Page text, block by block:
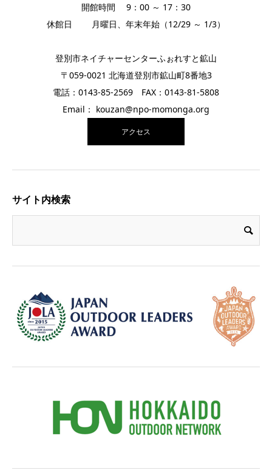
開館時間 9：00 ～ 17：30
休館日 月曜日、年末年始（12/29 ～ 1/3）
登別市ネイチャーセンターふぉれすと鉱山
〒059-0021 北海道登別市鉱山町8番地3
電話：0143-85-2569 FAX：0143-81-5808
Email： kouzan@npo-momonga.org
アクセス
サイト内検索